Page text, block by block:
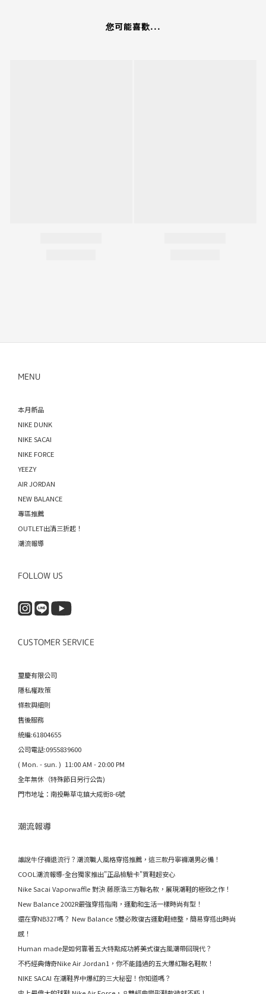
您可能喜歡...
MENU
本月新品
NIKE DUNK
NIKE SACAI
NIKE FORCE
YEEZY
AIR JORDAN
NEW BALANCE
專區推薦
OUTLET出清三折起！
潮流報導
FOLLOW US
CUSTOMER SERVICE
璽慶有限公司
隱私權政策
條款與細則
售後服務
統編:61804655
公司電話:0955839600
( Mon. - sun. ) 11:00 AM - 20:00 PM
全年無休（特殊節日另行公告)
門市地址：南投縣草屯鎮大成街8-6號
潮流報導
誰說牛仔褲退流行？潮流職人風格穿搭推薦，這三款丹寧褲潮男必備！
COOL潮流報導-全台獨家推出"正品檢驗卡"買鞋超安心
Nike Sacai Vaporwaffle 對決 藤原浩三方聯名款，展現潮鞋的極致之作！
New Balance 2002R最強穿搭指南，運動和生活一樣時尚有型！
還在穿NB327嗎？ New Balance 5雙必敗復古運動鞋總整，簡易穿搭出時尚
感！
Human made是如何靠著五大特點成功將美式復古風潮帶回現代？
不朽經典傳奇Nike Air Jordan1，你不能錯過的五大爆紅聯名鞋款！
NIKE SACAI 在潮鞋界中爆紅的三大秘密！你知道嗎？